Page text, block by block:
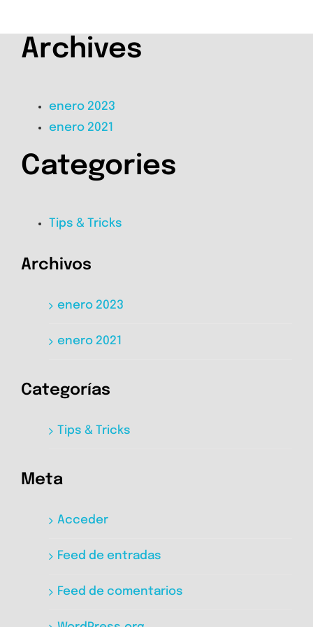
Archives
enero 2023
enero 2021
Categories
Tips & Tricks
Archivos
enero 2023
enero 2021
Categorías
Tips & Tricks
Meta
Acceder
Feed de entradas
Feed de comentarios